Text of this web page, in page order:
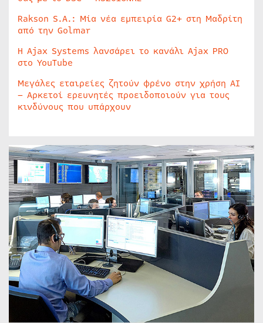
Rakson S.A.: Μία νέα εμπειρία G2+ στη Μαδρίτη
από την Golmar
Η Ajax Systems λανσάρει το κανάλι Ajax PRO
στο YouTube
Μεγάλες εταιρείες ζητούν φρένο στην χρήση AI
– Αρκετοί ερευνητές προειδοποιούν για τους
κινδύνους που υπάρχουν